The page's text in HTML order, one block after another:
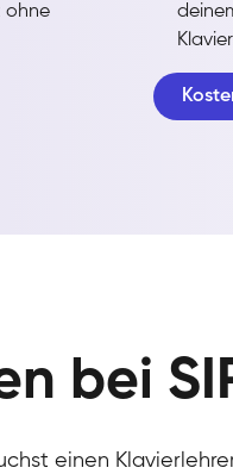
ohne
bei
einen